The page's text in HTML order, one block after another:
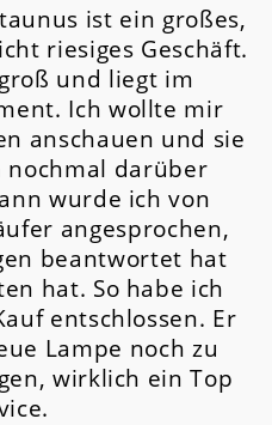
ist ein großes,
riesiges Geschäft.
und liegt im
Ich wollte mir
anschauen und sie
darüber
wurde ich von
angesprochen,
beantwortet hat
hat. So habe ich
entschlossen. Er
Lampe noch zu
wirklich ein Top